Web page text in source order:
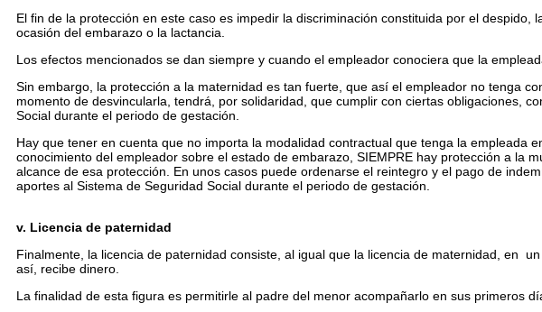
El fin de la protección en este caso es impedir la discriminación constituida por el
ocasión del embarazo o la lactancia.
Los efectos mencionados se dan siempre y cuando el empleador conociera que la
Sin embargo, la protección a la maternidad es tan fuerte, que así el empleador no tenga
momento de desvincularla, tendrá, por solidaridad, que cumplir con ciertas obligaciones,
Social durante el periodo de gestación.
Hay que tener en cuenta que no importa la modalidad contractual que tenga la empleada
conocimiento del empleador sobre el estado de embarazo, SIEMPRE hay protección a la
alcance de esa protección. En unos casos puede ordenarse el reintegro y el pago de
aportes al Sistema de Seguridad Social durante el periodo de gestación.
v. Licencia de paternidad
Finalmente, la licencia de paternidad consiste, al igual que la licencia de maternidad, en
así, recibe dinero.
La finalidad de esta figura es permitirle al padre del menor acompañarlo en sus primeros